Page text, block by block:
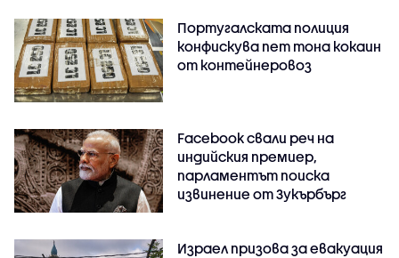
Португалската полиция
конфискува пет тона кокаин
от контейнеровоз
Facebook свали реч на
индийския премиер,
парламентът поиска
извинение от Зукърбърг
Израел призова за евакуация